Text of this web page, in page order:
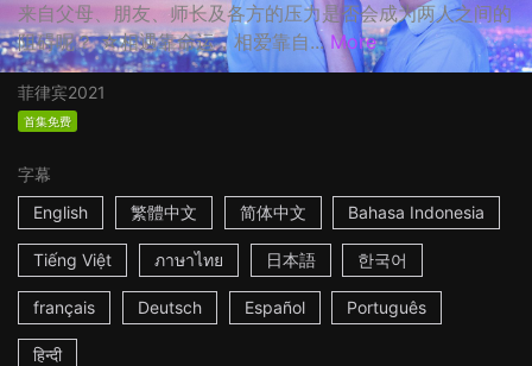
来自父母、朋友、师长及各方的压力是否会成为两人之间的
阻碍呢？ ☆相遇靠命运，相爱靠自... More
菲律宾2021
首集免费
字幕
English
繁體中文 简体中文 Bahasa Indonesia
Tiếng Việt ภาษาไทย 日本語 한국어
français Deutsch Español Português
हिन्दी